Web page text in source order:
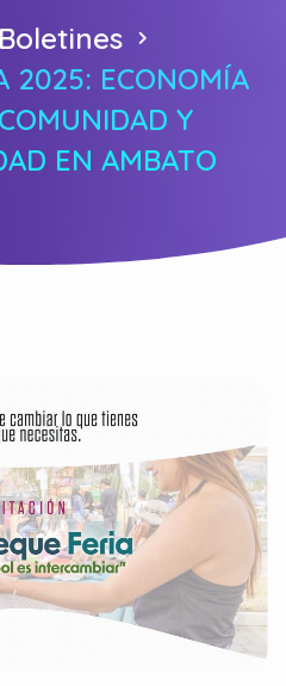
Boletines
2025: ECONOMÍA
Y
EN AMBATO